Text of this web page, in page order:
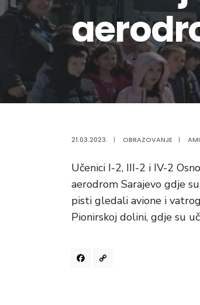
21.03.2023. | OBRAZOVANJE |
Učenici I-2, III-2 i IV-2
aerodrom Sarajevo gdje
pisti gledali avione i
Pionirskoj dolini, gdje su
Facebook